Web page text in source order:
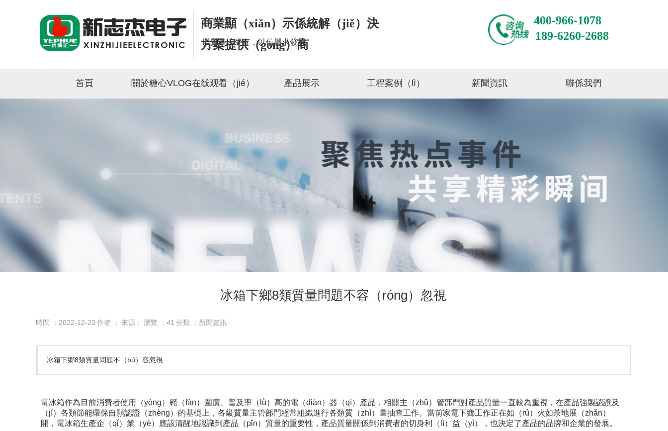
商業顯（xiǎn）示係統解（jiě）決
方案提供（gòng）商
以質量求生存，以信譽求發展
400-966-1078
189-6260-2688
首頁 關於糖心VLOG在线观看（jié） 產品展示 工程案例（lì） 新聞資訊 聯係我們
冰箱下鄉8類質量問題不容（róng）忽視
時間 ：2022-12-23 作者 ： 來源： 瀏覽 ： 41 分類 ：新聞資訊
冰箱下鄉8類質量問題不（bú）容忽視
電冰箱作為目前消費者使用（yòng）範（fàn）圍廣、普及率（lǜ）高的電（diàn）器（qì）產品，相關主（zhǔ）管部門對產品質量一直較為重視，在產品強製認證及
（jí）各類節能環保自願認證（zhèng）的基礎上，各級質量主管部門經常組織進行各類質（zhì）量抽查工作。當前家電下鄉工作正在如（rú）火如荼地展（zhǎn）
開，電冰箱生產企（qǐ）業（yè）應該清醒地認識到產品（pǐn）質量的重要性，產品質量關係到消費者的切身利（lì）益（yì），也決定了產品的品牌和企業的發展。